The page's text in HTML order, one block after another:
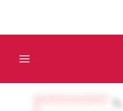
contenido